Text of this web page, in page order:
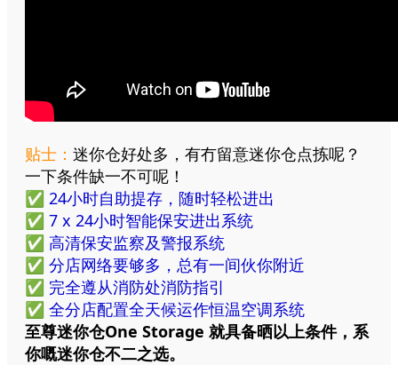
贴士： 迷你仓好处多，有冇留意迷你仓点拣呢？
一下条件缺一不可呢！
✅ 24小时自助提存，随时轻松进出
✅ 7 x 24小时智能保安进出系统
✅ 高清保安监察及警报系统
✅ 分店网络要够多，总有一间伙你附近
✅ 完全遵从消防处消防指引
✅ 全分店配置全天候运作恒温空调系统
至尊迷你仓One Storage 就具备晒以上条件，系
你嘅迷你仓不二之选。